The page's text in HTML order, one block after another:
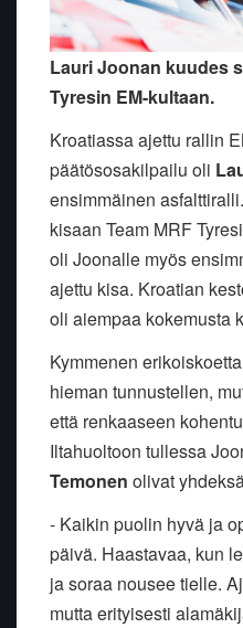
Lauri Joonan kuudes
Tyresin EM-kultaan.
Kroatiassa ajettu rallin
päätösosakilpailu oli
ensimmäinen
kisaan Team MRF
oli Joonalle myös
ajettu kisa. Kroatian
oli aiempaa kokemusta
Kymmenen
hieman tunnustellen,
että renkaaseen
Iltahuoltoon tullessa
Temonen olivat
- Kaikin puolin hyvä ja
päivä. Haastavaa, kun
ja soraa nousee tielle.
mutta erityisesti